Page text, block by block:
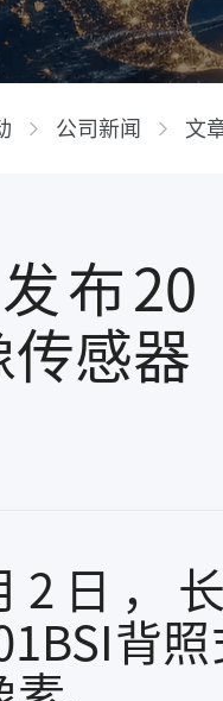
公司新闻 文
布
传感器
2日，
背